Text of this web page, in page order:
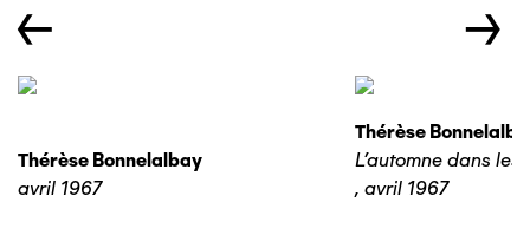
← →
Thérèse Bonnelalbay
avril 1967
Thérèse
L'automne dans les
, avril 1967